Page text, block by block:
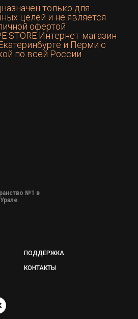
только для
целей и не является
офертой
STORE Интернет-магазин
и Перми с
по всей России
№1 в
ПОДДЕРЖКА
КОНТАКТЫ